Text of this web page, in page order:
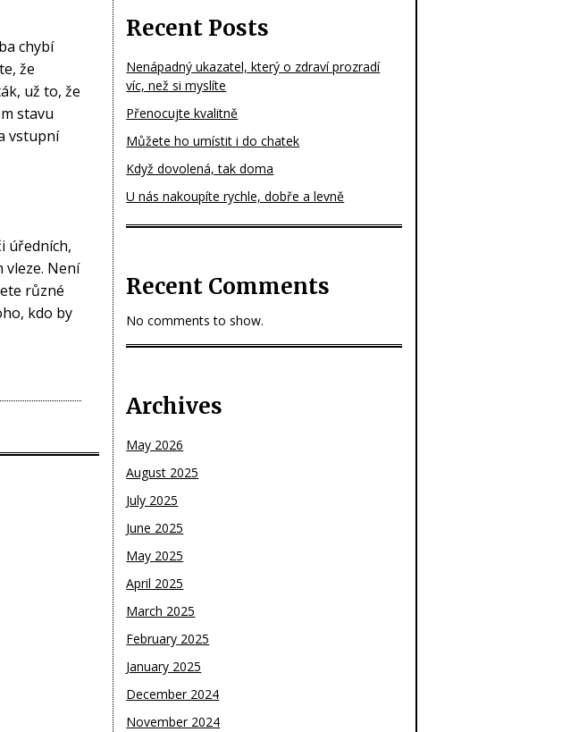
chybí
že
už to, že
stavu
vstupní
úředních,
vleze. Není
různé
kdo by
Recent Posts
Nenápadný ukazatel, který o zdraví prozradí
víc, než si myslíte
Přenocujte kvalitně
Můžete ho umístit i do chatek
Když dovolená, tak doma
U nás nakoupíte rychle, dobře a levně
Recent Comments
No comments to show.
Archives
May 2026
August 2025
July 2025
June 2025
May 2025
April 2025
March 2025
February 2025
January 2025
December 2024
November 2024